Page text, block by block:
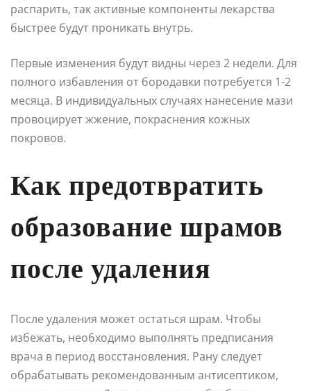
распарить, так активные компоненты лекарства
быстрее будут проникать внутрь.
Первые изменения будут видны через 2 недели. Для
полного избавления от бородавки потребуется 1-2
месяца. В индивидуальных случаях нанесение мази
провоцирует жжение, покраснения кожных
покровов.
Как предотвратить
образование шрамов
после удаления
После удаления может остаться шрам. Чтобы
избежать, необходимо выполнять предписания
врача в период восстановления. Рану следует
обрабатывать рекомендованным антисептиком,